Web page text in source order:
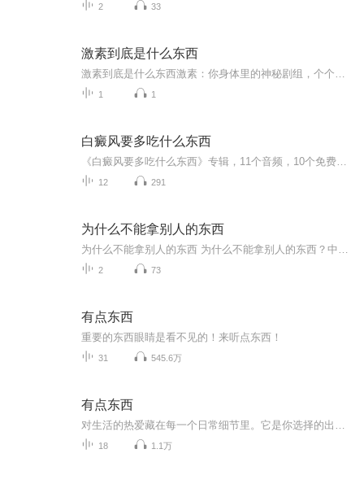
2 33
激素到底是什么东西
1 1
白癜风要多吃什么东西
12 291
为什么不能拿别人的东西
2 73
有点东西
重要的东西眼睛是看不见的！来听点东西！
31 545.6万
有点东西
18 1.1万